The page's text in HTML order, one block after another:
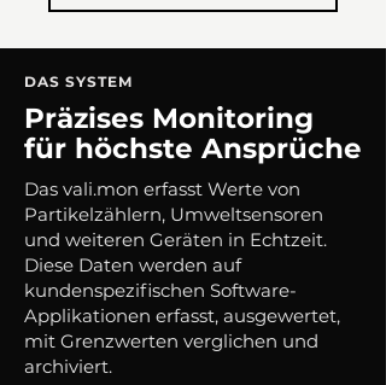
DAS SYSTEM
Präzises Monitoring
für höchste Ansprüche
Das vali.mon erfasst Werte von
Partikelzählern, Umweltsensoren
und weiteren Geräten in Echtzeit.
Diese Daten werden auf
kundenspezifischen Software-
Applikationen erfasst, ausgewertet,
mit Grenzwerten verglichen und
archiviert.